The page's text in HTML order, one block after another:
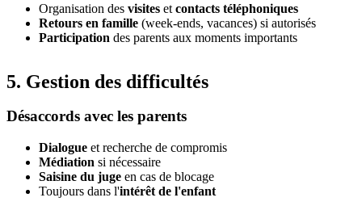
Organisation des visites et contacts téléphoniques
Retours en famille (week-ends, vacances) si autorisés
Participation des parents aux moments importants
5. Gestion des difficultés
Désaccords avec les parents
Dialogue et recherche de compromis
Médiation si nécessaire
Saisine du juge en cas de blocage
Toujours dans l'intérêt de l'enfant